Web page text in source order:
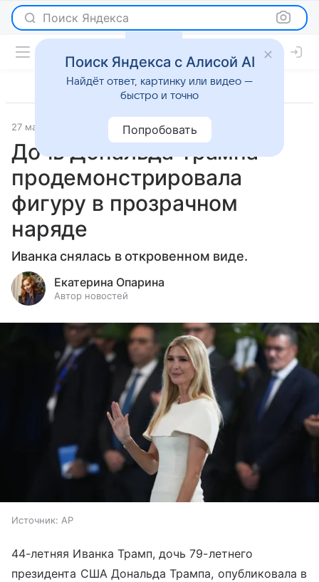
Поиск Яндекса
27 мая 2026 Светская жизнь
Дочь Дональда Трампа
продемонстрировала
фигуру в прозрачном
наряде
Иванка снялась в откровенном виде.
Екатерина Опарина
Автор новостей
Источник: AP
44-летняя Иванка Трамп, дочь 79-летнего
президента США Дональда Трампа, опубликовала в
Поиск Яндекса с Алисой AI
Найдёт ответ, картинку или видео —
быстро и точно
Попробовать